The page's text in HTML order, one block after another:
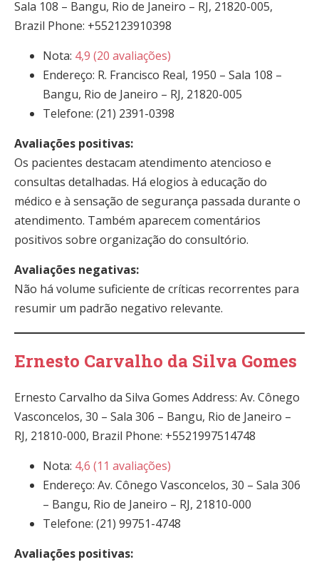
Sala 108 – Bangu, Rio de Janeiro – RJ, 21820-005,
Brazil Phone: +552123910398
Nota: 4,9 (20 avaliações)
Endereço: R. Francisco Real, 1950 – Sala 108 –
Bangu, Rio de Janeiro – RJ, 21820-005
Telefone: (21) 2391-0398
Avaliações positivas:
Os pacientes destacam atendimento atencioso e
consultas detalhadas. Há elogios à educação do
médico e à sensação de segurança passada durante o
atendimento. Também aparecem comentários
positivos sobre organização do consultório.
Avaliações negativas:
Não há volume suficiente de críticas recorrentes para
resumir um padrão negativo relevante.
Ernesto Carvalho da Silva Gomes
Ernesto Carvalho da Silva Gomes Address: Av. Cônego
Vasconcelos, 30 – Sala 306 – Bangu, Rio de Janeiro –
RJ, 21810-000, Brazil Phone: +5521997514748
Nota: 4,6 (11 avaliações)
Endereço: Av. Cônego Vasconcelos, 30 – Sala 306
– Bangu, Rio de Janeiro – RJ, 21810-000
Telefone: (21) 99751-4748
Avaliações positivas: